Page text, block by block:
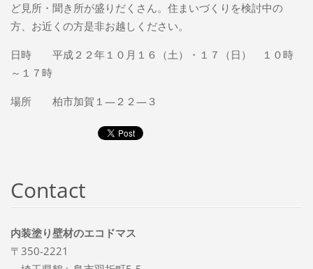
ど見所・聞き所が盛りだくさん。住まいづくりを検討中の
方、お近くの方是非お越しください。
日時 平成２２年１０月１６（土）・１７（日） １０時
～１７時
場所 柏市加賀１―２２―３
Contact
内装塗り壁材のエコドマス
〒350-2221